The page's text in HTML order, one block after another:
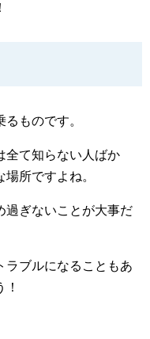
！
ものです。
全て知らない人ばか
所ですよね。
過ぎないことが大事だ
ラブルになることもあ